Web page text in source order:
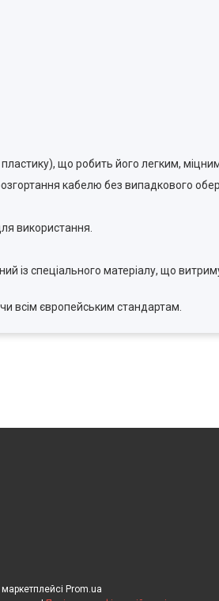
що робить його легким,
кабелю без випадкового
використання.
із спеціального матеріалу, що
всім європейським стандартам.
Prom.ua